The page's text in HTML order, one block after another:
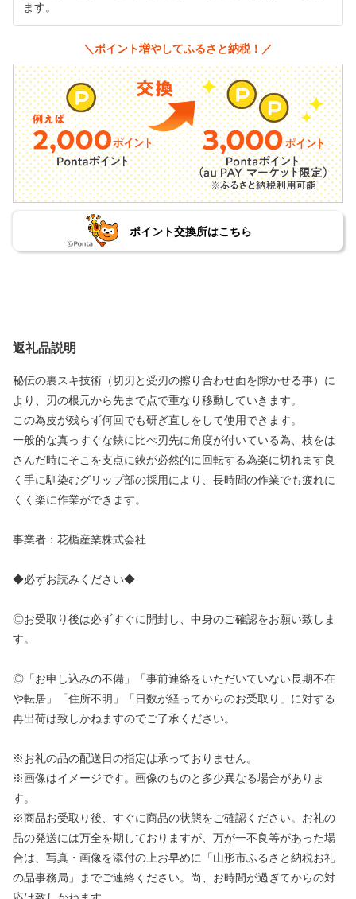
ます。
＼ポイント増やしてふるさと納税！／
ポイント交換所はこちら
返礼品説明
秘伝の裏スキ技術（切刃と受刃の擦り合わせ面を隙かせる事）に
より、刃の根元から先まで点で重なり移動していきます。
この為皮が残らず何回でも研ぎ直しをして使用できます。
一般的な真っすぐな鋏に比べ刃先に角度が付いている為、枝をは
さんだ時にそこを支点に鋏が必然的に回転する為楽に切れます良
く手に馴染むグリップ部の採用により、長時間の作業でも疲れに
くく楽に作業ができます。
事業者：花楯産業株式会社
◆必ずお読みください◆
◎お受取り後は必ずすぐに開封し、中身のご確認をお願い致しま
す。
◎「お申し込みの不備」「事前連絡をいただいていない長期不在
や転居」「住所不明」「日数が経ってからのお受取り」に対する
再出荷は致しかねますのでご了承ください。
※お礼の品の配送日の指定は承っておりません。
※画像はイメージです。画像のものと多少異なる場合がありま
す。
※商品お受取り後、すぐに商品の状態をご確認ください。お礼の
品の発送には万全を期しておりますが、万が一不良等があった場
合は、写真・画像を添付の上お早めに「山形市ふるさと納税お礼
の品事務局」までご連絡ください。尚、お時間が過ぎてからの対